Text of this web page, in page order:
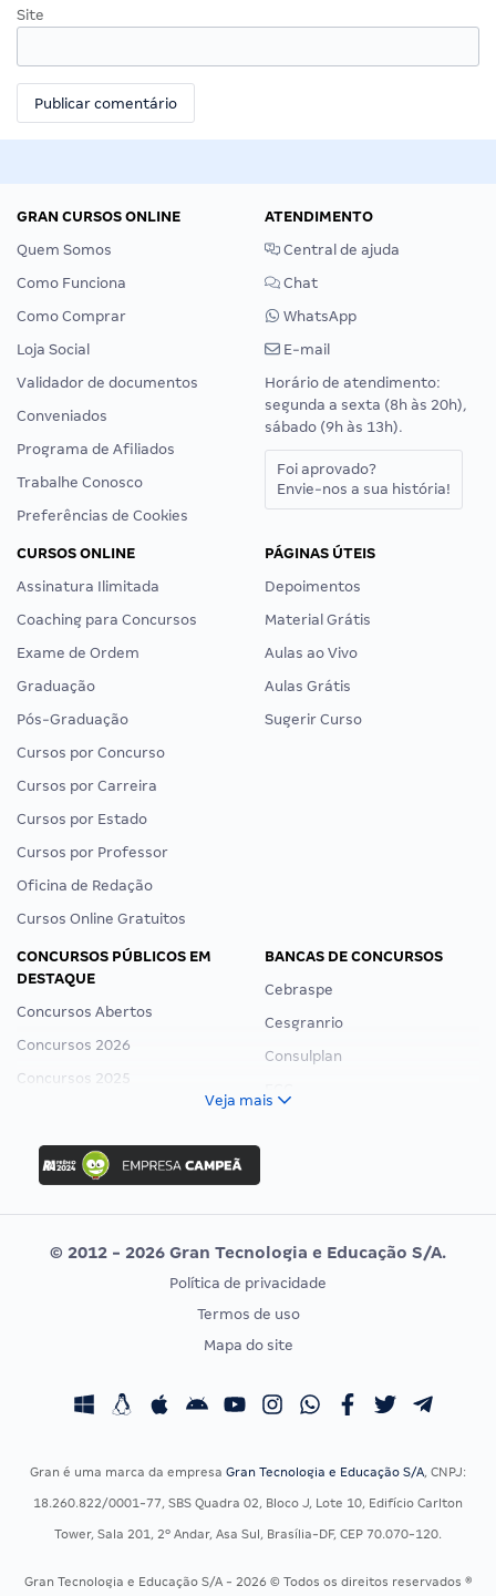
Site
GRAN CURSOS ONLINE
Quem Somos
Como Funciona
Como Comprar
Loja Social
Validador de documentos
Conveniados
Programa de Afiliados
Trabalhe Conosco
Preferências de Cookies
ATENDIMENTO
Central de ajuda
Chat
WhatsApp
E-mail
Horário de atendimento:
segunda a sexta (8h às 20h),
sábado (9h às 13h).
Foi aprovado?
Envie-nos a sua história!
CURSOS ONLINE
Assinatura Ilimitada
Coaching para Concursos
Exame de Ordem
Graduação
Pós-Graduação
Cursos por Concurso
Cursos por Carreira
Cursos por Estado
Cursos por Professor
Oficina de Redação
Cursos Online Gratuitos
PÁGINAS ÚTEIS
Depoimentos
Material Grátis
Aulas ao Vivo
Aulas Grátis
Sugerir Curso
CONCURSOS PÚBLICOS EM
DESTAQUE
Concursos Abertos
Concursos 2026
Concursos 2025
Concurso Ibama
Concurso MPU
Editais publicados
BANCAS DE CONCURSOS
Cebraspe
Cesgranrio
Consulplan
Vunesp
CONCURSOS POR PROFISSÃO
Concursos Fiscais
Residência Multiprofissional
EXAME DE ORDEM
Calendário OAB
Veja mais
© 2012 - 2026 Gran Tecnologia e Educação S/A.
Política de privacidade
Termos de uso
Mapa do site
Gran é uma marca da empresa Gran Tecnologia e Educação S/A, CNPJ:
18.260.822/0001-77, SBS Quadra 02, Bloco J, Lote 10, Edifício Carlton
Tower, Sala 201, 2º Andar, Asa Sul, Brasília-DF, CEP 70.070-120.
Gran Tecnologia e Educação S/A - 2026 © Todos os direitos reservados ®